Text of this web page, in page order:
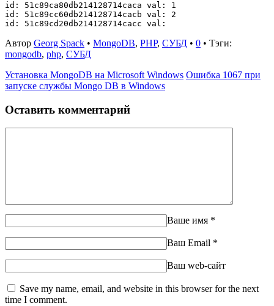
id: 51c89ca80db214128714caca val: 1
id: 51c89cc60db214128714cacb val: 2
Автор Georg Spack • MongoDB, PHP, СУБД • 0 • Тэги:
mongodb, php, СУБД
Установка MongoDB на Microsoft Windows Ошибка 1067 при
запуске службы Mongo DB в Windows
Оставить комментарий
Ваше имя *
Ваш Email *
Ваш web-сайт
Save my name, email, and website in this browser for the next
time I comment.